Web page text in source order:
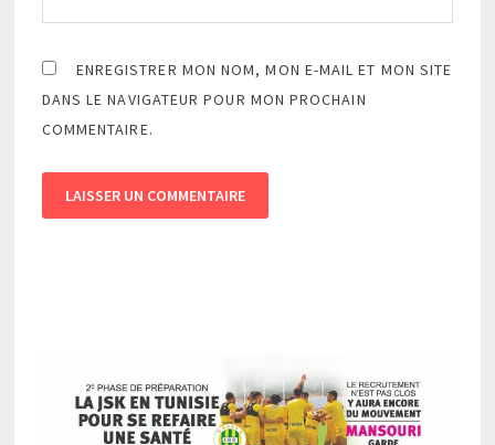
ENREGISTRER MON NOM, MON E-MAIL ET MON SITE
DANS LE NAVIGATEUR POUR MON PROCHAIN
COMMENTAIRE.